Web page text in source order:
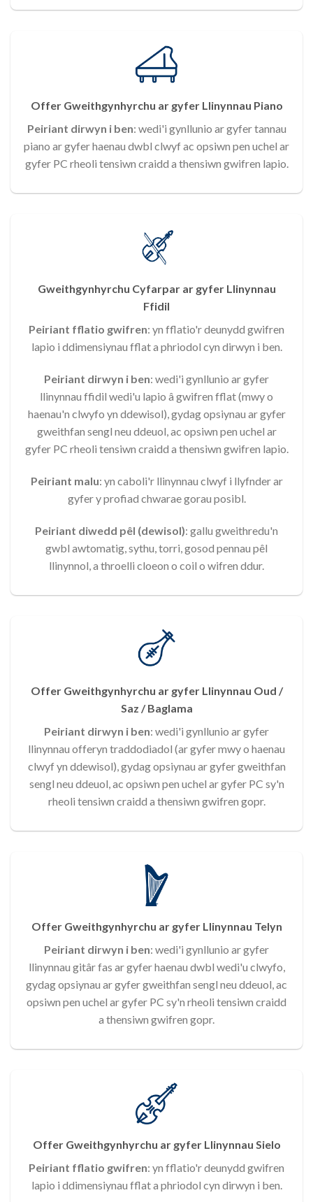
Offer Gweithgynhyrchu ar gyfer Llinynnau Piano
Peiriant dirwyn i ben: wedi'i gynllunio ar gyfer tannau
piano ar gyfer haenau dwbl clwyf ac opsiwn pen uchel ar
gyfer PC rheoli tensiwn craidd a thensiwn gwifren lapio.
Gweithgynhyrchu Cyfarpar ar gyfer Llinynnau
Ffidil
Peiriant fflatio gwifren: yn fflatio'r deunydd gwifren
lapio i ddimensiynau fflat a phriodol cyn dirwyn i ben.
Peiriant dirwyn i ben: wedi'i gynllunio ar gyfer
llinynnau ffidil wedi'u lapio â gwifren fflat (mwy o
haenau'n clwyfo yn ddewisol), gydag opsiynau ar gyfer
gweithfan sengl neu ddeuol, ac opsiwn pen uchel ar
gyfer PC rheoli tensiwn craidd a thensiwn gwifren lapio.
Peiriant malu: yn caboli'r llinynnau clwyf i llyfnder ar
gyfer y profiad chwarae gorau posibl.
Peiriant diwedd pêl (dewisol): gallu gweithredu'n
gwbl awtomatig, sythu, torri, gosod pennau pêl
llinynnol, a throelli cloeon o coil o wifren ddur.
Offer Gweithgynhyrchu ar gyfer Llinynnau Oud /
Saz / Baglama
Peiriant dirwyn i ben: wedi'i gynllunio ar gyfer
llinynnau offeryn traddodiadol (ar gyfer mwy o haenau
clwyf yn ddewisol), gydag opsiynau ar gyfer gweithfan
sengl neu ddeuol, ac opsiwn pen uchel ar gyfer PC sy'n
rheoli tensiwn craidd a thensiwn gwifren gopr.
Offer Gweithgynhyrchu ar gyfer Llinynnau Telyn
Peiriant dirwyn i ben: wedi'i gynllunio ar gyfer
llinynnau gitâr fas ar gyfer haenau dwbl wedi'u clwyfo,
gydag opsiynau ar gyfer gweithfan sengl neu ddeuol, ac
opsiwn pen uchel ar gyfer PC sy'n rheoli tensiwn craidd
a thensiwn gwifren gopr.
Offer Gweithgynhyrchu ar gyfer Llinynnau Sielo
Peiriant fflatio gwifren: yn fflatio'r deunydd gwifren
lapio i ddimensiynau fflat a phriodol cyn dirwyn i ben.